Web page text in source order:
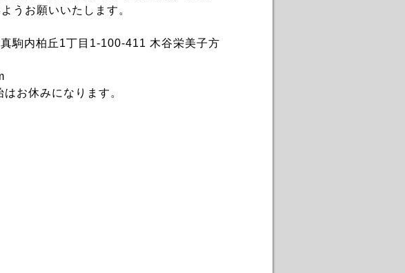
うお願いいたします。
駒内柏丘1丁目1-100-411 木谷栄美子方
お休みになります。